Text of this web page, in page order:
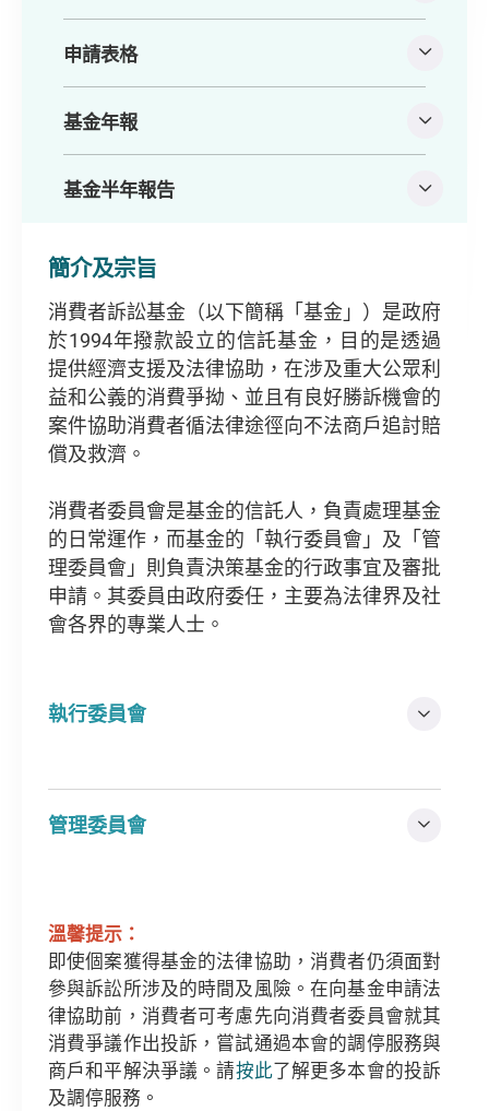
申請表格
基金年報
基金半年報告
簡介及宗旨
消費者訴訟基金（以下簡稱「基金」）是政府
於1994年撥款設立的信託基金，目的是透過
提供經濟支援及法律協助，在涉及重大公眾利
益和公義的消費爭拗、並且有良好勝訴機會的
案件協助消費者循法律途徑向不法商戶追討賠
償及救濟。
消費者委員會是基金的信託人，負責處理基金
的日常運作，而基金的「執行委員會」及「管
理委員會」則負責決策基金的行政事宜及審批
申請。其委員由政府委任，主要為法律界及社
會各界的專業人士。
執行委員會
管理委員會
溫馨提示：
即使個案獲得基金的法律協助，消費者仍須面對
參與訴訟所涉及的時間及風險。在向基金申請法
律協助前，消費者可考慮先向消費者委員會就其
消費爭議作出投訴，嘗試通過本會的調停服務與
商戶和平解決爭議。請按此了解更多本會的投訴
及調停服務。​​​​​